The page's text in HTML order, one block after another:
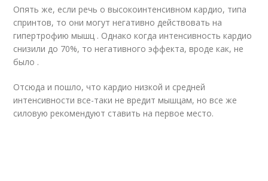
Опять же, если речь о высокоинтенсивном кардио, типа
спринтов, то они могут негативно действовать на
гипертрофию мышц . Однако когда интенсивность кардио
снизили до 70%, то негативного эффекта, вроде как, не
было .
Отсюда и пошло, что кардио низкой и средней
интенсивности все-таки не вредит мышцам, но все же
силовую рекомендуют ставить на первое место.